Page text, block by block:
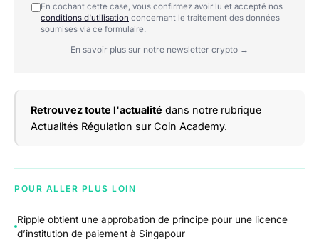
En cochant cette case, vous confirmez avoir lu et accepté nos
conditions d'utilisation concernant le traitement des données
soumises via ce formulaire.
En savoir plus sur notre newsletter crypto →
Retrouvez toute l'actualité dans notre rubrique
Actualités Régulation sur Coin Academy.
POUR ALLER PLUS LOIN
Ripple obtient une approbation de principe pour une licence
d’institution de paiement à Singapour